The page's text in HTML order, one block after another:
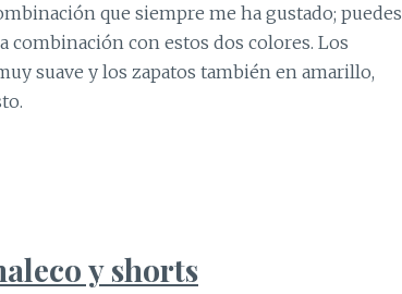
que siempre me ha gustado; puedes
combinación con estos dos colores. Los
suave y los zapatos también en amarillo,
y shorts